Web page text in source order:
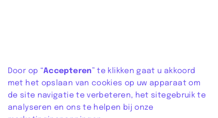
Door op “Accepteren” te klikken gaat u akkoord
met het opslaan van cookies op uw apparaat om
de site navigatie te verbeteren, het sitegebruik te
analyseren en ons te helpen bij onze